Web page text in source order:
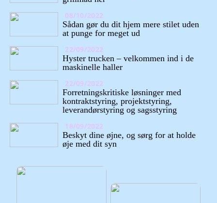
08/10/2022
Sådan gør du dit hjem mere stilet uden
at punge for meget ud
22/09/2022
Hyster trucken – velkommen ind i de
maskinelle haller
22/09/2022
Forretningskritiske løsninger med
kontraktstyring, projektstyring,
leverandørstyring og sagsstyring
18/09/2022
Beskyt dine øjne, og sørg for at holde
øje med dit syn